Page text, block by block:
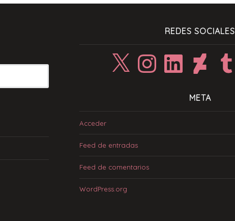
REDES SOCIALES
InstagramLinkedIn DeviantArtTumblr
META
Acceder
Feed de entradas
Feed de comentarios
WordPress.org